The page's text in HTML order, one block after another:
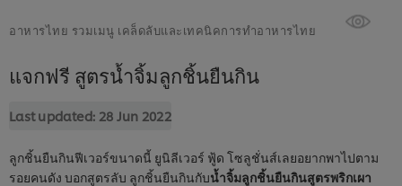
อาหารไทย รวมเมนู เคล็ดลับและเทคนิคการทำอาหารไทย
แจกฟรี สูตรน้ำจิ้มลูกชิ้นยืนกิน
Last updated: 28 Jun 2022
ลูกชิ้นยืนกินฟีเวอร์ขนาดนี้ ยูนิลีเวอร์ ฟู้ด โซลูชั่นส์เลยอยากพาไปตาม
รอยคนดัง บอกสูตรลับ ลูกชิ้นยืนกินกับน้ำจิ้มลูกชิ้นยืนกินสูตรพริกเผา